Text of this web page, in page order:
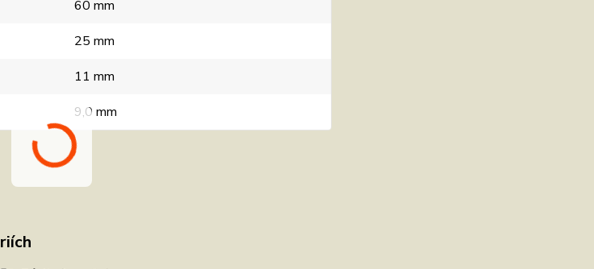
60 mm
25 mm
11 mm
9,0 mm